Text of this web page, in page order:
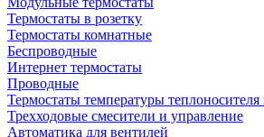
Термостаты в розетку
Термостаты комнатные
Беспроводные
Интернет термостаты
Проводные
Термостаты температуры
Трехходовые смесители и управление
Автоматика для вентилей